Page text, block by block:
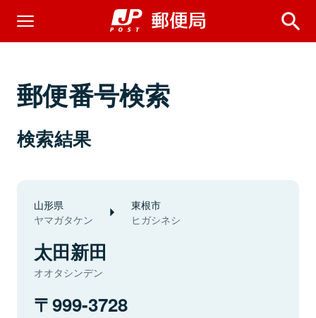
郵便番号検索
検索結果
山形県
ヤマガタケン
東根市
ヒガシネシ
太田新田
オオタシンデン
999-3728